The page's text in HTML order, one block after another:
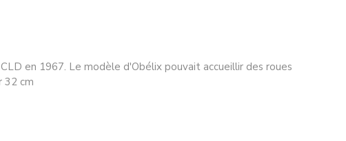
en 1967. Le modèle d'Obélix pouvait accueillir des roues
32 cm